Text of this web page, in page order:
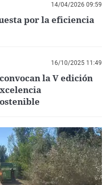
14/04/2026 09:59
por la eficiencia
16/10/2025 11:49
la V edición